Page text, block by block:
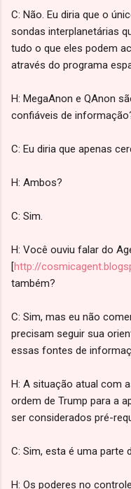
C: Não. Eu diria que o
sondas interplanetárias
tudo o que eles podem
através do programa
H: MegaAnon e QAnon
confiáveis de
C: Eu diria que apenas
H: Ambos?
C: Sim.
H: Você ouviu falar do
[http://
também?
C: Sim, mas eu não
precisam seguir sua
essas fontes de
H: A situação atual com
ordem de Trump para a
ser considerados pré-
C: Sim, esta é uma parte
H: Os poderes no